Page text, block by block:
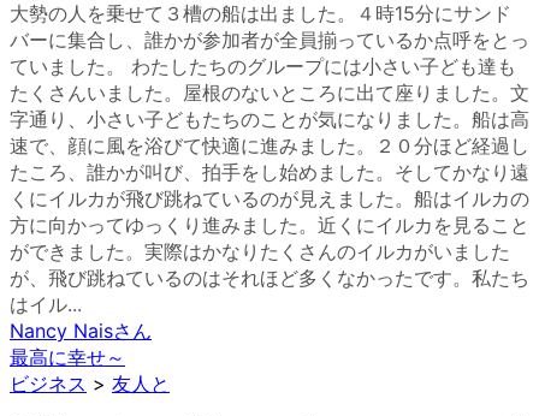
大勢の人を乗せて３槽の船は出ました。４時15分にサンド
バーに集合し、誰かが参加者が全員揃っているか点呼をとっ
ていました。 わたしたちのグループには小さい子ども達も
たくさんいました。屋根のないところに出て座りました。文
字通り、小さい子どもたちのことが気になりました。船は高
速で、顔に風を浴びて快適に進みました。２０分ほど経過し
たころ、誰かが叫び、拍手をし始めました。そしてかなり遠
くにイルカが飛び跳ねているのが見えました。船はイルカの
方に向かってゆっくり進みました。近くにイルカを見ること
ができました。実際はかなりたくさんのイルカがいました
が、飛び跳ねているのはそれほど多くなかったです。私たち
はイル...
Nancy Naisさん
最高に幸せ～
ビジネス > 友人と